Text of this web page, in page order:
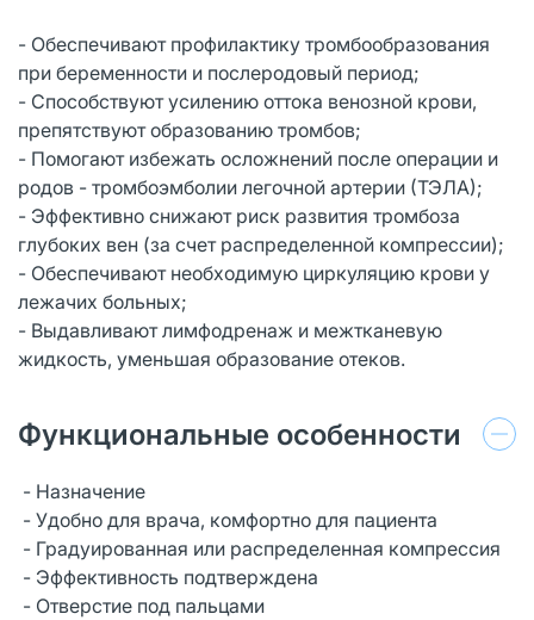
- Обеспечивают профилактику тромбообразования
при беременности и послеродовый период;
- Способствуют усилению оттока венозной крови,
препятствуют образованию тромбов;
- Помогают избежать осложнений после операции и
родов - тромбоэмболии легочной артерии (ТЭЛА);
- Эффективно снижают риск развития тромбоза
глубоких вен (за счет распределенной компрессии);
- Обеспечивают необходимую циркуляцию крови у
лежачих больных;
- Выдавливают лимфодренаж и межтканевую
жидкость, уменьшая образование отеков.
Функциональные особенности
- Назначение
- Удобно для врача, комфортно для пациента
- Градуированная или распределенная компрессия
- Эффективность подтверждена
- Отверстие под пальцами